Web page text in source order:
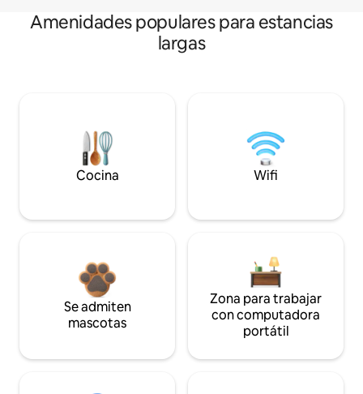
Amenidades populares para estancias
largas
Cocina Wifi
Se admiten
mascotas
Zona para trabajar
con computadora
portátil